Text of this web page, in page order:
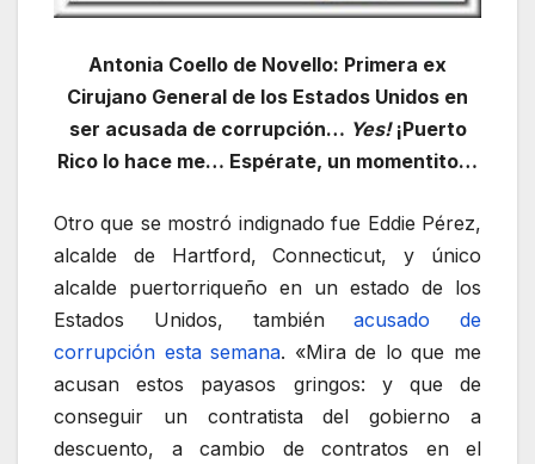
Antonia Coello de Novello: Primera ex
Cirujano General de los Estados Unidos en
ser acusada de corrupción… Yes!¡Puerto
Rico lo hace me… Espérate, un momentito…
Otro que se mostró indignado fue Eddie Pérez,
alcalde de Hartford, Connecticut, y único
alcalde puertorriqueño en un estado de los
Estados Unidos, tambiénacusado de
corrupción esta semana. «Mira de lo que me
acusan estos payasos gringos: y que de
conseguir un contratista del gobierno a
descuento, a cambio de contratos en el